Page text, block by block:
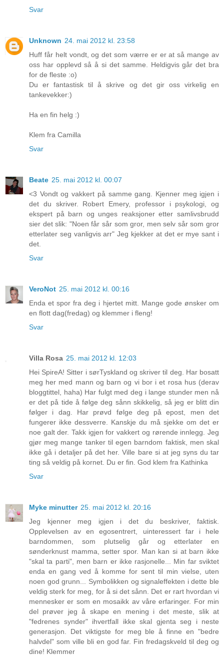
Svar
Unknown 24. mai 2012 kl. 23:58
Huff får helt vondt, og det som værre er er at så mange av
oss har opplevd så å si det samme. Heldigvis går det bra
for de fleste :o)
Du er fantastisk til å skrive og det gir oss virkelig en
tankevekker:)
Ha en fin helg :)
Klem fra Camilla
Svar
Beate 25. mai 2012 kl. 00:07
<3 Vondt og vakkert på samme gang. Kjenner meg igjen i
det du skriver. Robert Emery, professor i psykologi, og
ekspert på barn og unges reaksjoner etter samlivsbrudd
sier det slik: "Noen får sår som gror, men selv sår som gror
etterlater seg vanligvis arr" Jeg kjekker at det er mye sant i
det.
Svar
VeroNot 25. mai 2012 kl. 00:16
Enda et spor fra deg i hjertet mitt. Mange gode ønsker om
en flott dag(fredag) og klemmer i fleng!
Svar
Villa Rosa 25. mai 2012 kl. 12:03
Hei SpireA! Sitter i sørTyskland og skriver til deg. Har bosatt
meg her med mann og barn og vi bor i et rosa hus (derav
bloggtittel, haha) Har fulgt med deg i lange stunder men nå
er det på tide å følge deg sånn skikkelig, så jeg er blitt din
følger i dag. Har prøvd følge deg på epost, men det
fungerer ikke dessverre. Kanskje du må sjekke om det er
noe galt der. Takk igjen for vakkert og rørende innlegg. Jeg
gjør meg mange tanker til egen barndom faktisk, men skal
ikke gå i detaljer på det her. Ville bare si at jeg syns du tar
ting så veldig på kornet. Du er fin. God klem fra Kathinka
Svar
Myke minutter 25. mai 2012 kl. 20:16
Jeg kjenner meg igjen i det du beskriver, faktisk.
Opplevelsen av en egosentrert, uinteressert far i hele
barndommen, som plutselig går og etterlater en
sønderknust mamma, setter spor. Man kan si at barn ikke
"skal ta parti", men barn er ikke rasjonelle... Min far sviktet
enda en gang ved å komme for sent til min vielse, uten
noen god grunn... Symbolikken og signaleffekten i dette ble
veldig sterk for meg, for å si det sånn. Det er rart hvordan vi
mennesker er som en mosaikk av våre erfaringer. For min
del prøver jeg å skape en mening i det meste, slik at
"fedrenes synder" ihvertfall ikke skal gjenta seg i neste
generasjon. Det viktigste for meg ble å finne en "bedre
halvdel" som ville bli en god far. Fin fredagskveld til deg og
dine! Klemmer